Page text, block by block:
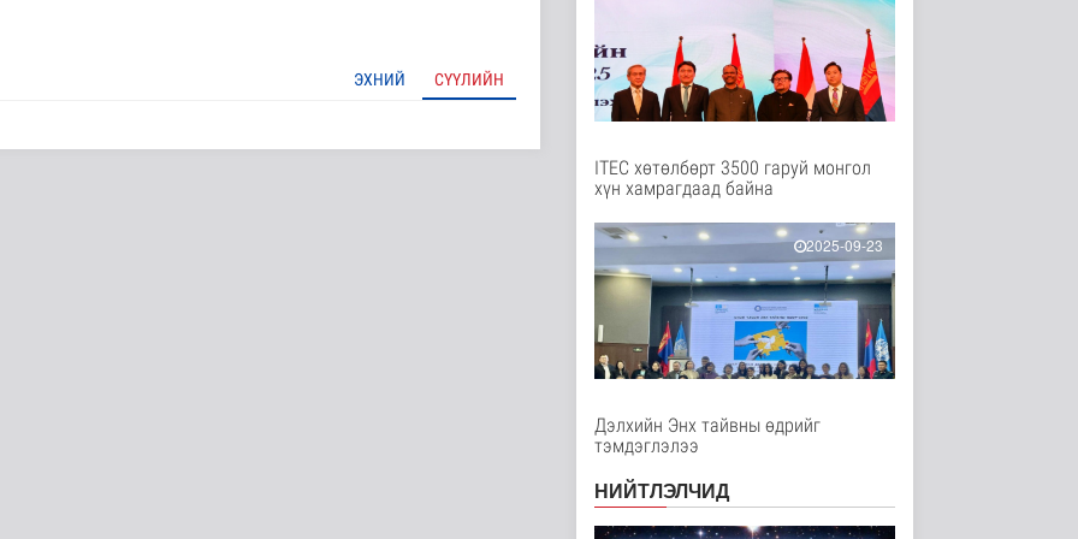
ЭХНИЙ СҮҮЛИЙН
2 цаг 11 минутын өмнө
Ц.Сандаг-Очир: COP17
ба COP31 хурлын
уялдаа нь Р..
Хийлдэг завь, гудас,
Эрүүл мэнд
3 цаг 31 минутын өмнө
Нийслэлийн цэцэрлэгт
хамрагдах I шатны
бүртгэл э..
Нийгэм
бүртгэгджээ
Нийгэм
3 цаг 50 минутын өмнө
ITEC хөтөлбөрт 3500 гаруй монгол
хүн хамрагдаад байна
2025-09-23
Дэлхийн Энх тайвны өдрийг
тэмдэглэлээ
НИЙТЛЭЛЧИД